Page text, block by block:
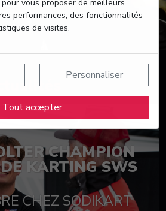
vous proposer de meilleurs
performances, des fonctionnalités
de visites.
Personnaliser
Tout accepter
CHAMPION
KARTING SWS
CHEZ SODIKART